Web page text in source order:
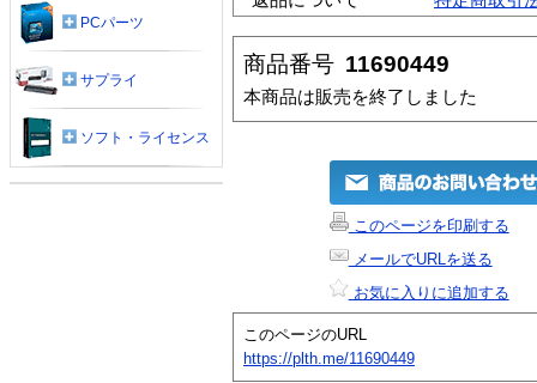
商品番号 11690449
本商品は販売を終了しました
このページを印刷する
メールでURLを送る
お気に入りに追加する
このページのURL
https://plth.me/11690449
PCパーツ
サプライ
ソフト・ライセンス